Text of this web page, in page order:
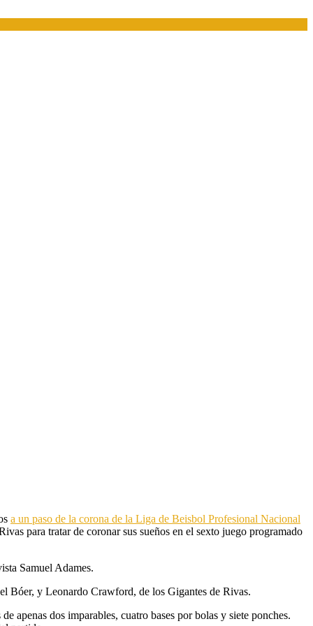
a un paso de la corona de la Liga de Beisbol Profesional Nacional
para tratar de coronar sus sueños en el sexto juego programado
Samuel Adames.
Bóer, y Leonardo Crawford, de los Gigantes de Rivas.
apenas dos imparables, cuatro bases por bolas y siete ponches.